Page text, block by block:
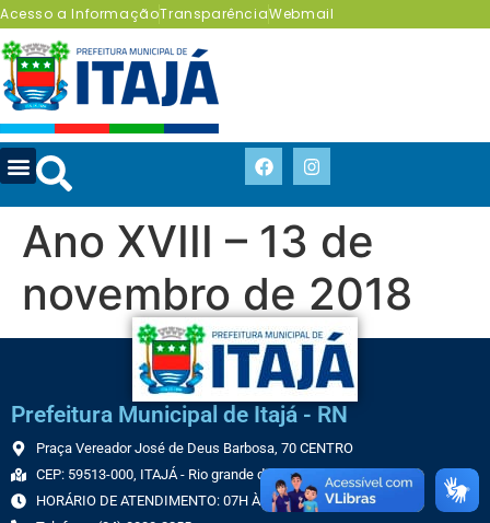
Acesso a InformaçãoTransparênciaWebmail
Ano XVIII – 13 de
novembro de 2018
Prefeitura Municipal de Itajá - RN
Praça Vereador José de Deus Barbosa, 70 CENTRO
CEP: 59513-000, ITAJÁ - Rio grande do Norte
HORÁRIO DE ATENDIMENTO: 07H ÀS 13H